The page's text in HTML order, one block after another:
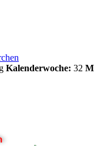
Kalenderwoche: 32